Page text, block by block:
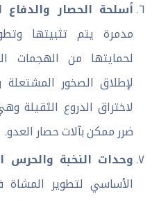
أسلحة الحصار والدفاع
مدمرة يتم تثبيتها
لحمايتها من الهجمات
لإطلاق الصخور المشتعلة
لاختراق الدروع الثقيلة
ضرر ممكن بآلات حصار العدو.
وحدات النخبة والحرس
الأساسي لتطوير